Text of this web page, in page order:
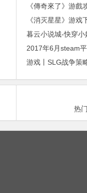
《傳奇來了》游戲
《消灭星星》游戏
暮云小说城-快穿
2017年6月steam
游戏丨SLG战争策
热